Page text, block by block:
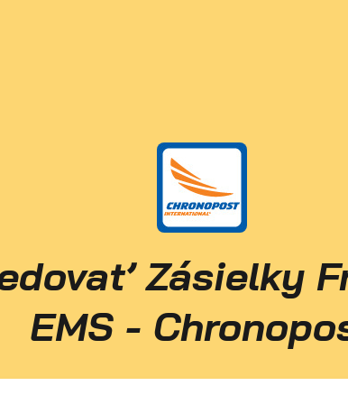
Zásielky
EMS -